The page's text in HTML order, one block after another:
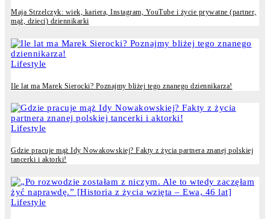
Maja Strzelczyk: wiek, kariera, Instagram, YouTube i życie prywatne (partner,
mąż, dzieci) dziennikarki
Lifestyle
Ile lat ma Marek Sierocki? Poznajmy bliżej tego znanego dziennikarza!
Lifestyle
Gdzie pracuje mąż Idy Nowakowskiej? Fakty z życia partnera znanej polskiej
tancerki i aktorki!
Lifestyle